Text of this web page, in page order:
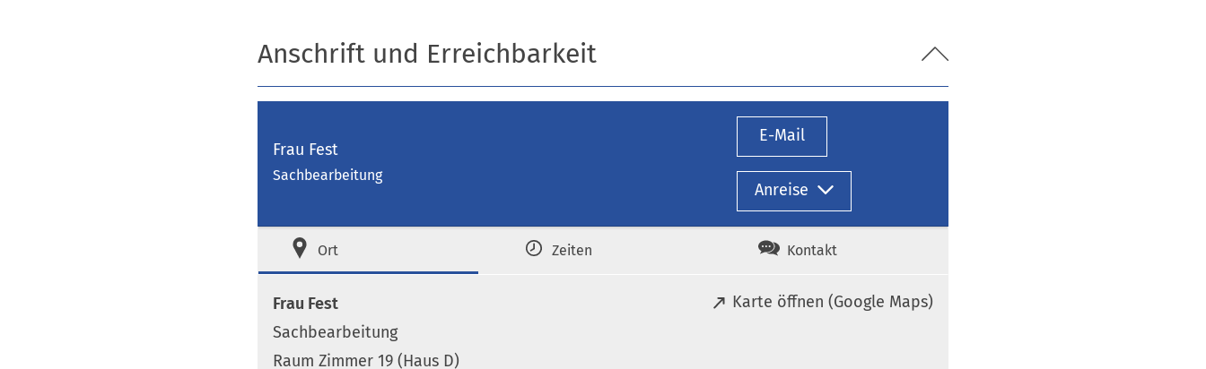
Anschrift und Erreichbarkeit
Frau Fest
Sachbearbeitung
E-Mail
Anreise
Ort Zeiten Kontakt
Frau Fest
Sachbearbeitung
Raum Zimmer 19 (Haus D)
Karte öffnen (Google Maps)
(